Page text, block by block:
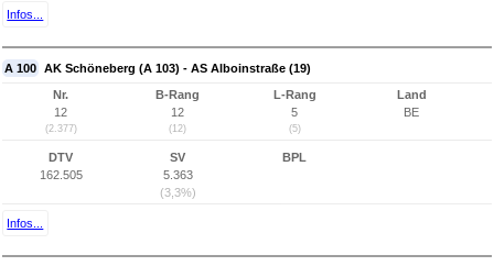
Infos...
A 100 AK Schöneberg (A 103) - AS Alboinstraße (19)
Nr.
12
(2.377)
B-Rang
12
(12)
L-Rang
5
(5)
Land
BE
DTV
162.505
SV
5.363
(3,3%)
BPL
Infos...